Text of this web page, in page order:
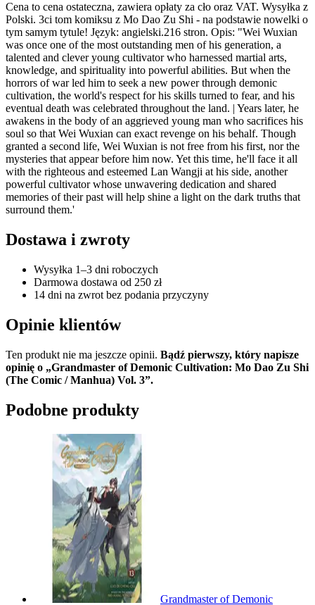
Cena to cena ostateczna, zawiera opłaty za cło oraz VAT. Wysyłka z
Polski. 3ci tom komiksu z Mo Dao Zu Shi - na podstawie nowelki o
tym samym tytule! Język: angielski.216 stron. Opis: "Wei Wuxian
was once one of the most outstanding men of his generation, a
talented and clever young cultivator who harnessed martial arts,
knowledge, and spirituality into powerful abilities. But when the
horrors of war led him to seek a new power through demonic
cultivation, the world's respect for his skills turned to fear, and his
eventual death was celebrated throughout the land. | Years later, he
awakens in the body of an aggrieved young man who sacrifices his
soul so that Wei Wuxian can exact revenge on his behalf. Though
granted a second life, Wei Wuxian is not free from his first, nor the
mysteries that appear before him now. Yet this time, he'll face it all
with the righteous and esteemed Lan Wangji at his side, another
powerful cultivator whose unwavering dedication and shared
memories of their past will help shine a light on the dark truths that
surround them.'
Dostawa i zwroty
Wysyłka 1–3 dni roboczych
Darmowa dostawa od 250 zł
14 dni na zwrot bez podania przyczyny
Opinie klientów
Ten produkt nie ma jeszcze opinii. Bądź pierwszy, który napisze
opinię o „Grandmaster of Demonic Cultivation: Mo Dao Zu Shi
(The Comic / Manhua) Vol. 3”.
Podobne produkty
Grandmaster of Demonic